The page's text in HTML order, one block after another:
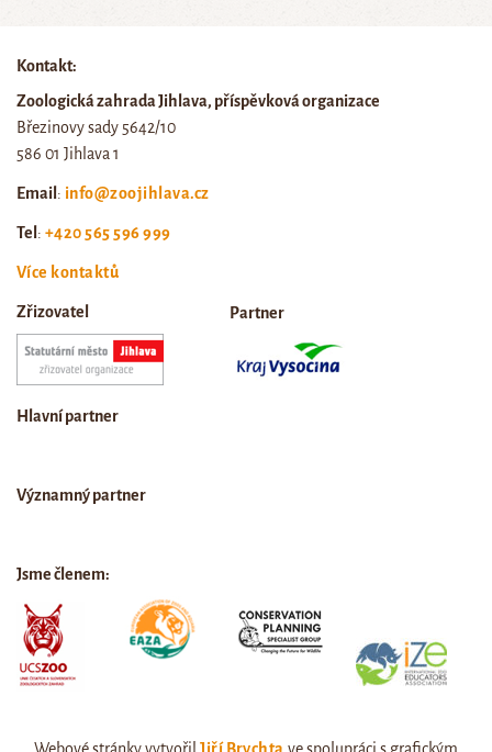
Kontakt:
Zoologická zahrada Jihlava, příspěvková organizace
Březinovy sady 5642/10
586 01 Jihlava 1
Email : info@zoojihlava.cz
Tel : +420 565 596 999
Více kontaktů
Zřizovatel Partner
Hlavní partner
Významný partner
Jsme členem: